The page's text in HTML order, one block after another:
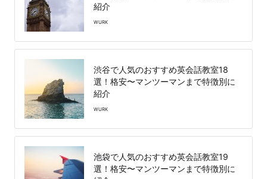
紹介
WURK
渋谷で人気のおすすめ英会話教室18
選！格安〜マンツーマンまで特徴別に
紹介
WURK
池袋で人気のおすすめ英会話教室19
選！格安〜マンツーマンまで特徴別に